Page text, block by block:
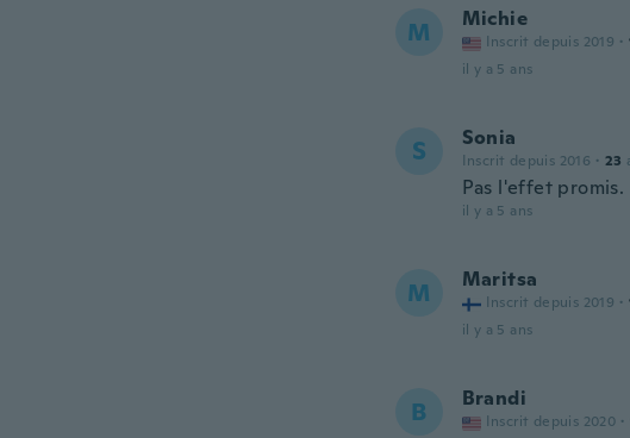
M Michie
Inscrit depuis 2019 ·
il y a 5 ans
S Sonia
Inscrit depuis 2016 · 23
Pas l'effet promis.
il y a 5 ans
M Maritsa
Inscrit depuis 2019 ·
il y a 5 ans
B Brandi
Inscrit depuis 2020 ·